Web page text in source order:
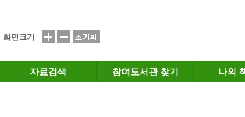
화면크기
자료검색 참여도서관 찾기 나의